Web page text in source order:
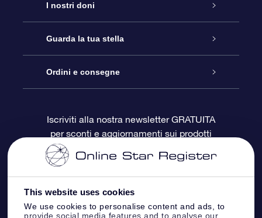
This website uses cookies
We use cookies to personalise content and ads, to
provide social media features and to analyse our
Assistenza
Contattaci
Blog
OSR Recensioni
I nostri doni
Online Star Gift
Pacchetto regalo OSR
Gift Card OSR
Doni aziendali
Guarda la tua stella
Registro stellare
Star Page personalizzata
One Million Stars
OSR Starsaver
Ordini e consegne
Informazioni di Pagamento
Politica di reso
Iscriviti alla nostra newsletter GRATUITA
per sconti e aggiornamenti sui prodotti